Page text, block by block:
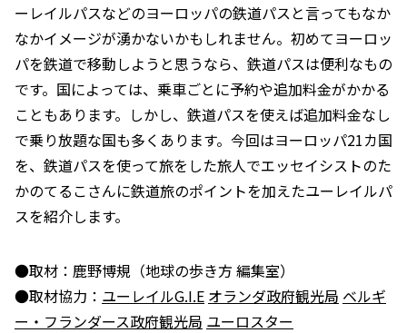
ーレイルパスなどのヨーロッパの鉄道パスと言ってもなか
なかイメージが湧かないかもしれません。初めてヨーロッ
パを鉄道で移動しようと思うなら、鉄道パスは便利なもの
です。国によっては、乗車ごとに予約や追加料金がかかる
こともあります。しかし、鉄道パスを使えば追加料金なし
で乗り放題な国も多くあります。今回はヨーロッパ21カ国
を、鉄道パスを使って旅をした旅人でエッセイシストのた
かのてるこさんに鉄道旅のポイントを加えたユーレイルパ
スを紹介します。
●取材：鹿野博規（地球の歩き方 編集室）
●取材協力： ユーレイルG.I.E オランダ政府観光局 ベルギ
ー・フランダース政府観光局 ユーロスター